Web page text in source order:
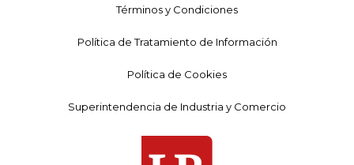
Términos y Condiciones
Política de Tratamiento de Información
Política de Cookies
Superintendencia de Industria y Comercio